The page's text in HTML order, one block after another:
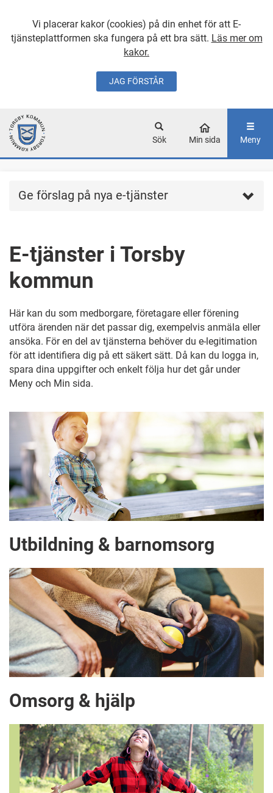
Vi placerar kakor (cookies) på din enhet för att E-
tjänsteplattformen ska fungera på ett bra sätt. Läs mer om
kakor.
JAG FÖRSTÅR
GÅ DIREKT TILL
Sök Min sida Meny
Ge förslag på nya e-tjänster
E-tjänster i Torsby
kommun
Här kan du som medborgare, företagare eller förening
utföra ärenden när det passar dig, exempelvis anmäla eller
ansöka. För en del av tjänsterna behöver du e-legitimation
för att identifiera dig på ett säkert sätt. Då kan du logga in,
spara dina uppgifter och enkelt följa hur det går under
Meny och Min sida.
Utbildning & barnomsorg
Omsorg & hjälp